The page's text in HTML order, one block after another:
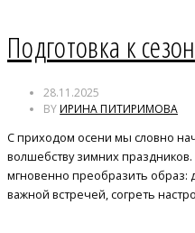
Подготовка к
28.11.2025
BYИРИНА ПИТИРИМОВА
С приходом осени мы словно
волшебству зимних праздников.
мгновенно преобразить образ:
важной встречей, согреть